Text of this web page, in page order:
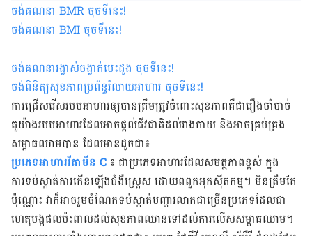
ចង់គណនា BMR ចុចទីនេះ!
ចង់គណនា BMI ចុចទីនេះ!
ចង់គណនារង្វាស់ចង្វាក់បេះដូង ចុចទីនេះ!
ចង់ពិនិត្យសុខភាពប្រព័ន្ធរំលាយអាហារ ចុចទីនេះ!
ការជ្រើសរើសរបបអាហារឲ្យបានត្រឹមត្រូវចំពោះសុខភាពគឺជារឿងចាំបាច់
តួយ៉ាងរបបអាហារដែលអាចផ្ដល់ជីវជាតិដល់រាងកាយ និងអាចគ្រប់គ្រង
សម្ពាធឈាមបាន ដែលមានដូចជា៖
ប្រភេទអាហារវីតាមីន C ៖ ជាប្រភេទអាហារដែលសមត្ថភាពខ្ពស់ ក្នុង
ការទប់ស្កាត់ការកើនឡើងជំងឺស្ដ្រេស ដោយ​ពពួកអុកស៊ីតកម្ម។ មិនត្រឹមតែ
ប៉ុណ្ណោះ វាក៏អាចរួមចំណែកទប់ស្កាត់បញ្ហារលាកជាច្រើនប្រភេទដែលជា
ហេតុបង្ក​ផលប៉ះពាលដល់សុខភាពឈានទៅដល់ការលើសសម្ពាធឈាម។